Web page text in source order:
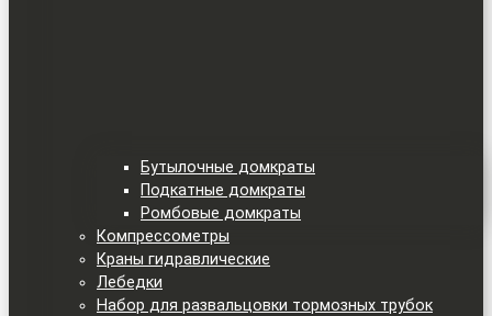
Бутылочные домкраты
Подкатные домкраты
Ромбовые домкраты
Компрессометры
Краны гидравлические
Лебедки
Набор для развальцовки тормозных трубок